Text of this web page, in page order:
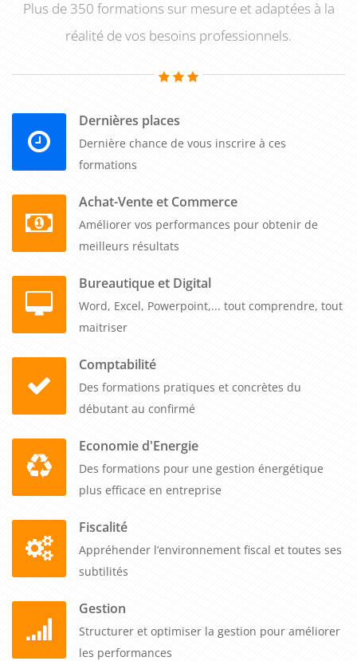
Plus de 350 formations sur mesure et adaptées à la
réalité de vos besoins professionnels.
Dernières places
Dernière chance de vous inscrire à ces
formations
Achat-Vente et Commerce
Améliorer vos performances pour obtenir de
meilleurs résultats
Bureautique et Digital
Word, Excel, Powerpoint,... tout comprendre, tout
maitriser
Comptabilité
Des formations pratiques et concrètes du
débutant au confirmé
Economie d'Energie
Des formations pour une gestion énergétique
plus efficace en entreprise
Fiscalité
Appréhender l’environnement fiscal et toutes ses
subtilités
Gestion
Structurer et optimiser la gestion pour améliorer
les performances